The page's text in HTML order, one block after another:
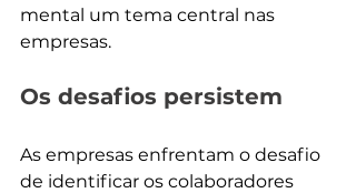
mental um tema central nas
empresas.
Os desafios persistem
As empresas enfrentam o desafio
de identificar os colaboradores